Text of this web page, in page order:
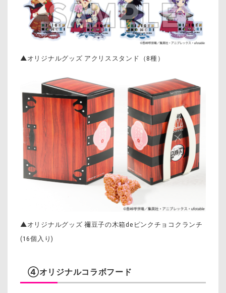
▲オリジナルグッズ アクリススタンド（8種）
▲オリジナルグッズ 禰󠄀豆子の木箱deピンクチョコクランチ
(16個入り)
④オリジナルコラボフード